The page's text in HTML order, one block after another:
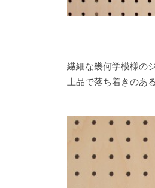
繊細な幾何学模様の
上品で落ち着きのあ